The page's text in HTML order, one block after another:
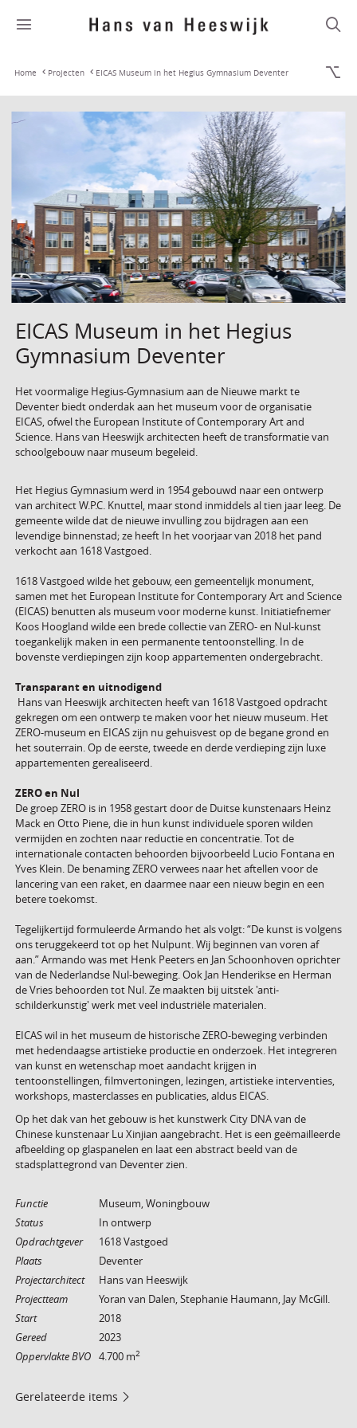
Home Projecten EICAS Museum in het Hegius Gymnasium Deventer
EICAS Museum in het Hegius
Gymnasium Deventer
Het voormalige Hegius-Gymnasium aan de Nieuwe markt te
Deventer biedt onderdak aan het museum voor de organisatie
EICAS, ofwel the European Institute of Contemporary Art and
Science. Hans van Heeswijk architecten heeft de transformatie van
schoolgebouw naar museum begeleid.
Het Hegius Gymnasium werd in 1954 gebouwd naar een ontwerp
van architect W.P.C. Knuttel, maar stond inmiddels al tien jaar leeg. De
gemeente wilde dat de nieuwe invulling zou bijdragen aan een
levendige binnenstad; ze heeft In het voorjaar van 2018 het pand
verkocht aan 1618 Vastgoed.
1618 Vastgoed wilde het gebouw, een gemeentelijk monument,
samen met het European Institute for Contemporary Art and Science
(EICAS) benutten als museum voor moderne kunst. Initiatiefnemer
Koos Hoogland wilde een brede collectie van ZERO- en Nul-kunst
toegankelijk maken in een permanente tentoonstelling. In de
bovenste verdiepingen zijn koop appartementen ondergebracht.
Transparant en uitnodigend
Hans van Heeswijk architecten heeft van 1618 Vastgoed opdracht
gekregen om een ontwerp te maken voor het nieuw museum. Het
ZERO-museum en EICAS zijn nu gehuisvest op de begane grond en
het souterrain.Op de eerste, tweede en derde verdieping zijn luxe
appartementen gerealiseerd.
ZERO en Nul
De groep ZERO is in 1958 gestart door de Duitse kunstenaars Heinz
Mack en Otto Piene, die in hun kunst individuele sporen wilden
vermijden en zochten naar reductie en concentratie. Tot de
internationale contacten behoorden bijvoorbeeld Lucio Fontana en
Yves Klein. De benaming ZERO verwees naar het aftellen voor de
lancering van een raket, en daarmee naar een nieuw begin en een
betere toekomst.
Tegelijkertijd formuleerde Armando het als volgt: “De kunst is volgens
ons teruggekeerd tot op het Nulpunt. Wij beginnen van voren af
aan.” Armando was met Henk Peeters en Jan Schoonhoven oprichter
van de Nederlandse Nul-beweging. Ook Jan Henderikse en Herman
de Vries behoorden tot Nul. Ze maakten bij uitstek 'anti-
schilderkunstig' werk met veel industriële materialen.
EICAS wil in het museum de historische ZERO-beweging verbinden
met hedendaagse artistieke productie en onderzoek. Het integreren
van kunst en wetenschap moet aandacht krijgen in
tentoonstellingen, filmvertoningen, lezingen, artistieke interventies,
workshops, masterclasses en publicaties, aldus EICAS.
Op het dak van het gebouw is het kunstwerk City DNA van de
Chinese kunstenaar Lu Xinjian aangebracht. Het is een geëmailleerde
afbeelding op glaspanelen en laat een abstract beeld van de
stadsplattegrond van Deventer zien.
Functie
Museum, Woningbouw
Status
In ontwerp
Opdrachtgever
1618 Vastgoed
Plaats
Deventer
Projectarchitect
Hans van Heeswijk
Projectteam
Yoran van Dalen, Stephanie Haumann, Jay McGill.
Start
2018
Gereed
2023
Oppervlakte BVO 4.700 m2
Gerelateerde items